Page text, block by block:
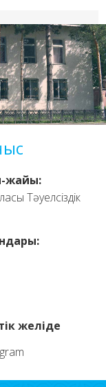
жайы:
Тәуелсіздік
желіде